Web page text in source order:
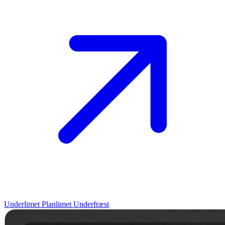
Underlimet Planlimet Underfræst